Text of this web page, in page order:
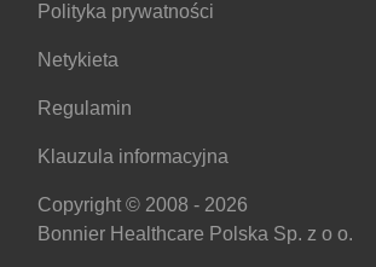
Polityka prywatności
Netykieta
Regulamin
Klauzula informacyjna
Copyright © 2008 - 2026
Bonnier Healthcare Polska Sp. z o o.